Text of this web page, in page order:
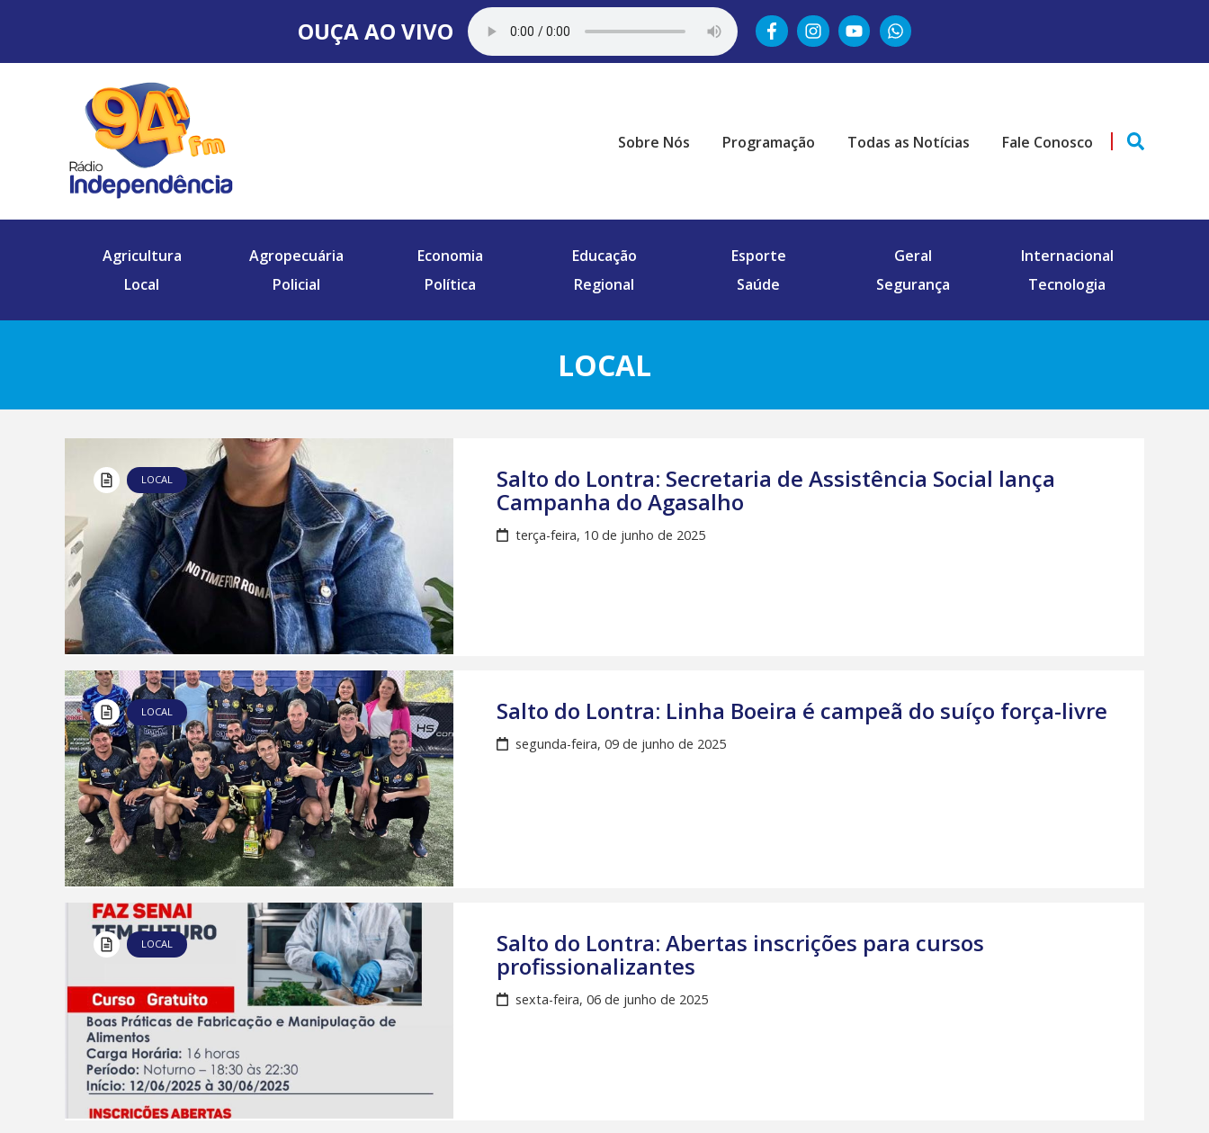
OUÇA AO VIVO
Sobre Nós Programação Todas as Notícias Fale Conosco
Agricultura Agropecuária Economia Educação Esporte Geral
Internacional
Local
Policial Política Regional Saúde Segurança Tecnologia
LOCAL
LOCAL Salto do Lontra: Secretaria de Assistência Social lança
Campanha do Agasalho
terça-feira, 10 de junho de 2025
LOCAL Salto do Lontra: Linha Boeira é campeã do suíço força-livre
segunda-feira, 09 de junho de 2025
LOCAL Salto do Lontra: Abertas inscrições para cursos
profissionalizantes
sexta-feira, 06 de junho de 2025